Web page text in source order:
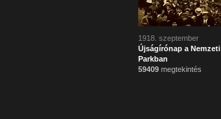
1918. szeptember
Újságírónap a Nemzeti
Parkban
59409megtekintés